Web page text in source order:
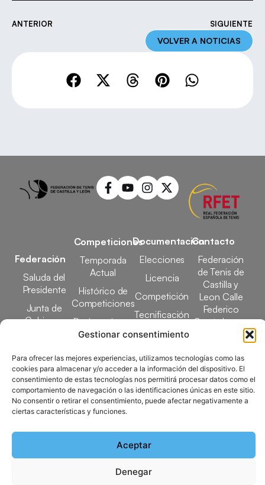
Gestionar consentimiento
Para ofrecer las mejores experiencias, utilizamos tecnologías como las
cookies para almacenar y/o acceder a la información del dispositivo. El
consentimiento de estas tecnologías nos permitirá procesar datos como el
comportamiento de navegación o las identificaciones únicas en este sitio.
No consentir o retirar el consentimiento, puede afectar negativamente a
ciertas características y funciones.
Aceptar
Denegar
ANTERIOR SIGUIENTE
VOLVER A NOTICIAS
Federación
Saluda del
Presidente
Junta de
Gobierno
Elecciones
Clubes
Federados
Competiciones
Temporada
Actual
Histórico de
Competiciones
Designaciones
Arbitrales
Documentación
Elecciones
Licencia
Competición
Tecnificación
Docencia
Contacto
Federación
de Tenis de
Castilla y
Leon Calle
Federico
García Lorca,
983 24 94 26
Copyright © 2025 Federación de Tenis de Castilla y León |
Desarrollado porTOOOLS
Política de Cookies